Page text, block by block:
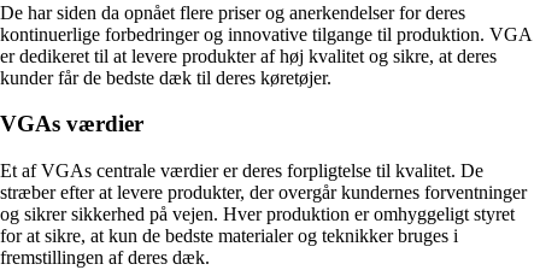
De har siden da opnået flere priser og anerkendelser for deres
kontinuerlige forbedringer og innovative tilgange til produktion. VGA
er dedikeret til at levere produkter af høj kvalitet og sikre, at deres
kunder får de bedste dæk til deres køretøjer.
VGAs værdier
Et af VGAs centrale værdier er deres forpligtelse til kvalitet. De
stræber efter at levere produkter, der overgår kundernes forventninger
og sikrer sikkerhed på vejen. Hver produktion er omhyggeligt styret
for at sikre, at kun de bedste materialer og teknikker bruges i
fremstillingen af deres dæk.